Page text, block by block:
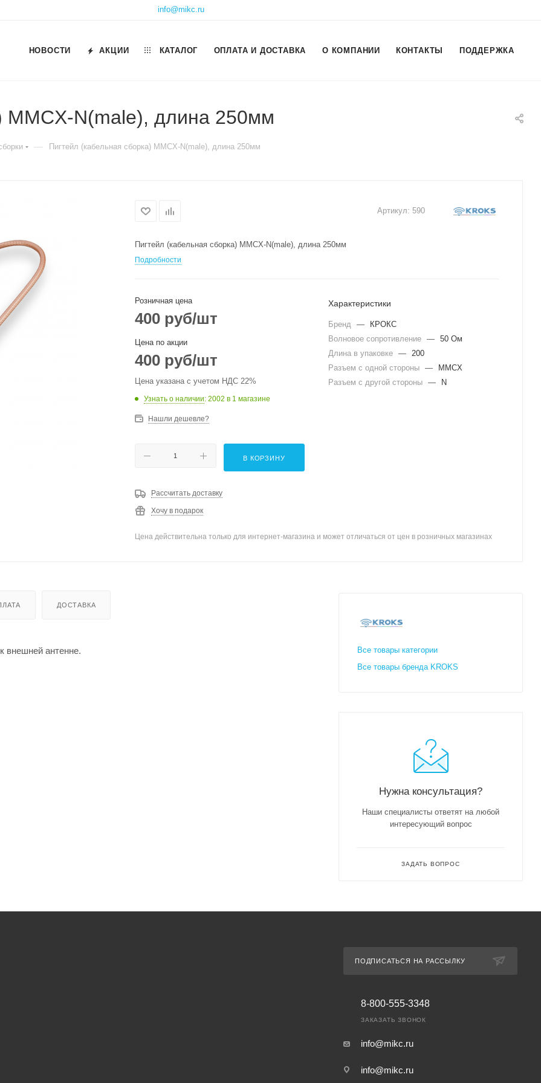
info@mikc.ru
НОВОСТИ АКЦИИ КАТАЛОГ ОПЛАТА И ДОСТАВКА О КОМПАНИИ КОНТАКТЫ ПОДДЕРЖКА
MMCX-N(male), длина 250мм
— Пигтейл (кабельная сборка) MMCX-N(male), длина 250мм
Артикул: 590
Пигтейл (кабельная сборка) MMCX-N(male), длина 250мм
Подробности
Розничная цена
400 руб/шт
Цена по акции
400 руб/шт
Цена указана с учетом НДС 22%
Узнать о наличии: 2002 в 1 магазине
Нашли дешевле?
В КОРЗИНУ
Рассчитать доставку
Хочу в подарок
Характеристики
Бренд —
КРОКС
Волновое сопротивление — 50 Ом
Длина в упаковке — 200
Разъем с одной стороны —
MMCX
Разъем с другой стороны — N
Цена действительна только для интернет-магазина и может отличаться от цен в розничных магазинах
ДОСТАВКА
внешней антенне.
Все товары категории
Все товары бренда KROKS
Нужна консультация?
Наши специалисты ответят на любой
интересующий вопрос
ЗАДАТЬ ВОПРОС
ПОДПИСАТЬСЯ НА РАССЫЛКУ
8-800-555-3348
ЗАКАЗАТЬ ЗВОНОК
info@mikc.ru
info@mikc.ru